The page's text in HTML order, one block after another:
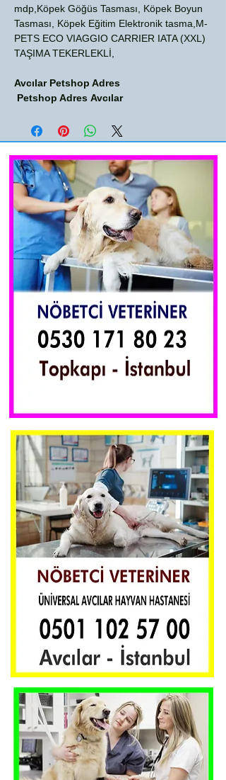
mdp,Köpek Göğüs Tasması, Köpek Boyun
Tasması, Köpek Eğitim Elektronik tasma,M-
PETS ECO VIAGGIO CARRIER IATA (XXL)
TAŞIMA TEKERLEKLİ,
Avcılar Petshop Adres
Petshop Adres Avcılar